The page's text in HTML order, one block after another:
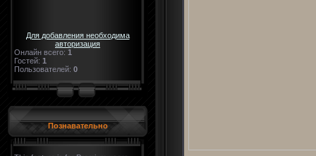
Для добавления необходима
авторизация
Онлайн всего: 1
Гостей: 1
Пользователей: 0
Познавательно